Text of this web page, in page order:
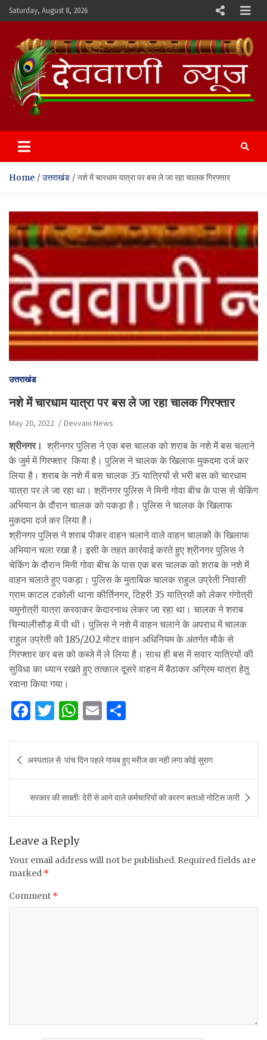
Skip
to
Saturday, August 8, 2026
Devvani News Portal
Home उत्तराखंड नशे में चारधाम यात्रा पर बस ले जा रहा चालक गिरफ्तार
उत्तराखंड
नशे में चारधाम यात्रा पर बस ले जा रहा चालक गिरफ्तार
May 20, 2022 Devvani News
श्रीनगर। श्रीनगर पुलिस ने एक बस चालक को शराब के नशे में बस चलाने
के जुर्म में गिरफ्तार किया है। पुलिस ने चालक के खिलाफ मुकदमा दर्ज कर
लिया है। शराब के नशे में बस चालक 35 यात्रियों से भरी बस को चारधाम
यात्रा पर ले जा रहा था। श्रीनगर पुलिस ने मिनी गोवा बीच के पास से चेकिंग
अभियान के दौरान चालक को पकड़ा है। पुलिस ने चालक के खिलाफ
मुकदमा दर्ज कर लिया है।
श्रीनगर पुलिस ने शराब पीकर वाहन चलाने वाले वाहन चालकों के खिलाफ
अभियान चला रखा है। इसी के तहत कार्रवाई करते हुए श्रीनगर पुलिस ने
चेकिंग के दौरान मिनी गोवा बीच के पास एक बस चालक को शराब के नशे में
वाहन चलाते हुए पकड़ा। पुलिस के मुताबिक चालक राहुल उप्रेती निवासी
ग्राम काटल टकोली थाना कीर्तिनगर, टिहरी 35 यात्रियों को लेकर गंगोत्री
यमुनोत्री यात्रा करवाकर केदारनाथ लेकर जा रहा था। चालक ने शराब
चिन्यालीसौड़ में पी थी। पुलिस ने नशे में वाहन चलाने के अपराध में चालक
राहुल उप्रेती को 185/202 मोटर वाहन अधिनियम के अंतर्गत मौके से
गिरफ्तार कर बस को कब्जे में ले लिया है। साथ ही बस में सवार यात्रियों की
सुविधा का ध्यान रखते हुए तत्काल दूसरे वाहन में बैठाकर अग्रिम यात्रा हेतु
रवाना किया गया।
F
c
e
b
o
o
k
T
it
te
r
W
at
s
A
p
p
E
ai
l
ar
e
navigation
अस्पताल से पांच दिन पहले गायब हुए मरीज का नही लगा कोई सुराग
सरकार की सख्तीः देरी से आने वाले कर्मचारियों को कारण बताओ नोटिस जारी
Leave a Reply
Your email address will not be published. Required fields are
marked *
Comment *